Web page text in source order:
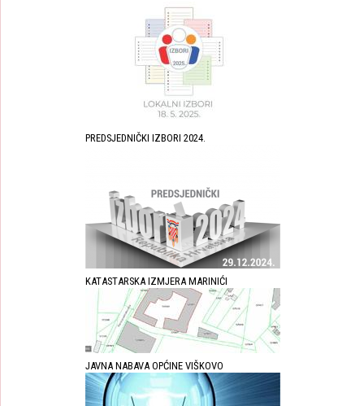
PREDSJEDNIČKI IZBORI 2024.
KATASTARSKA IZMJERA MARINIĆI
JAVNA NABAVA OPĆINE VIŠKOVO